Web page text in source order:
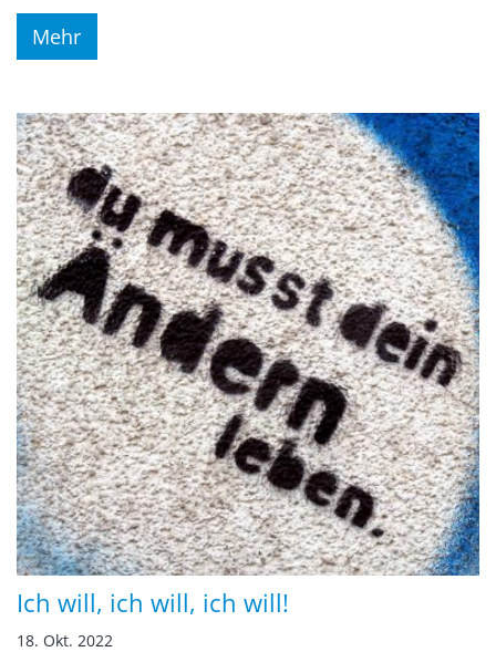
Mehr
Ich will, ich will, ich will!
18. Okt. 2022